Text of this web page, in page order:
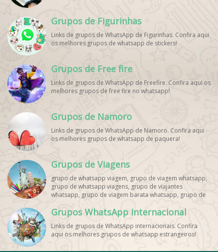
Grupos de Figurinhas
Links de grupos de WhatsApp de Figurinhas. Confira aqui
os melhores grupos de whatsapp de stickers!
Grupos de Free fire
Links de grupos de WhatsApp de Freefire. Confira aqui os
melhores grupos de free fire no whatsapp!
Grupos de Namoro
Links de grupos de WhatsApp de Namoro. Confira aqui
os melhores grupos de whatsapp de paquera!
Grupos de Viagens
grupo de whatsapp viagem, grupo de viagem whatsapp,
grupo de whatsapp viagens, grupo de viajantes
whatsapp, grupo de viagem barata whatsapp, grupo de
grupo de excursão whatsapp, grupo de viagem em
grupo whatsapp, grupo de viagens nacionais whatsapp,
grupo de viagens internacionais whatsapp, grupo de
viagem brasil whatsapp, grupo de viagem europa
Grupos WhatsApp Internacional
Links de grupos de WhatsApp internacionais. Confira
aqui os melhores grupos de whatsapp estrangeiros!